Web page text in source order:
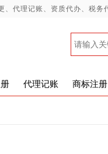
代理记账、资质代办、税务
代理记账 商标注册